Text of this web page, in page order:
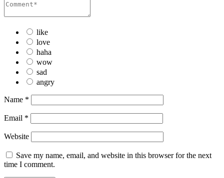
like
love
haha
wow
sad
angry
Name *
Email *
Website
Save my name, email, and website in this browser for the next
time I comment.